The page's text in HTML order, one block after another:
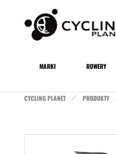
MARKI ROWERY
CYCLING PLANET PRODUKTY